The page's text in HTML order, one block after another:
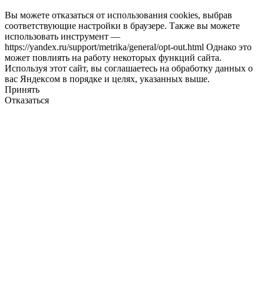
Вы можете отказаться от использования cookies, выбрав
соответствующие настройки в браузере. Также вы можете
использовать инструмент —
https://yandex.ru/support/metrika/general/opt-out.html Однако это
может повлиять на работу некоторых функций сайта.
Используя этот сайт, вы соглашаетесь на обработку данных о
вас Яндексом в порядке и целях, указанных выше.
Принять
Отказаться